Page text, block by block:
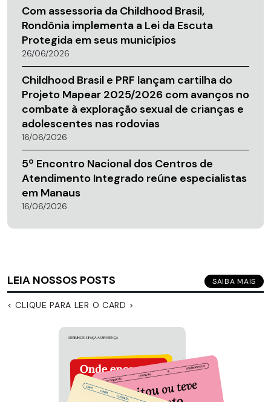
Com assessoria da Childhood Brasil,
Rondônia implementa a Lei da Escuta
Protegida em seus municípios
26/06/2026
Childhood Brasil e PRF lançam cartilha do
Projeto Mapear 2025/2026 com avanços no
combate à exploração sexual de crianças e
adolescentes nas rodovias
16/06/2026
5º Encontro Nacional dos Centros de
Atendimento Integrado reúne especialistas
em Manaus
16/06/2026
LEIA NOSSOS POSTS SAIBA MAIS
< CLIQUE PARA LER O CARD >